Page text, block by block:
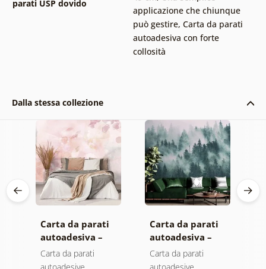
parati USP dovido
applicazione che chiunque
può gestire, Carta da parati
autoadesiva con forte
collosità
Dalla stessa collezione
Carta da parati
autoadesiva –
Foglie con
sfumatura
Carta da parati
Carta da parati
autoadesiva –
Foresta nella
nebbia
Carta da parati